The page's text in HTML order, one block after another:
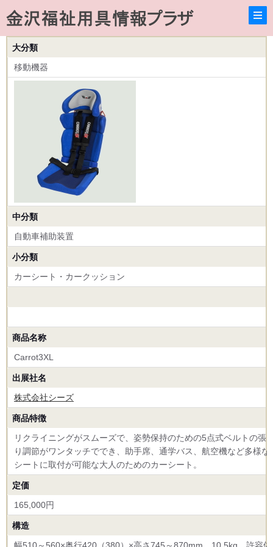
大分類
移動機器
中分類
自動車補助装置
小分類
カーシート・カークッション
商品名称
Carrot3XL
出展社名
株式会社シーズ
商品特徴
リクライニングがスムーズで、姿勢保持のための5点式ベルトの張
り調節がワンタッチででき、助手席、通学バス、航空機など多様な
シートに取付が可能な大人のためのカーシート。
定価
165,000円
構造